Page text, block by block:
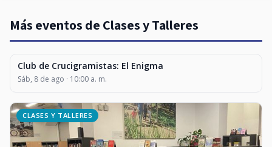
Más eventos de Clases y Talleres
CLASES Y TALLERES
Club de Crucigramistas: El Enigma
Sáb, 8 de ago · 10:00 a. m.
CLASES Y TALLERES